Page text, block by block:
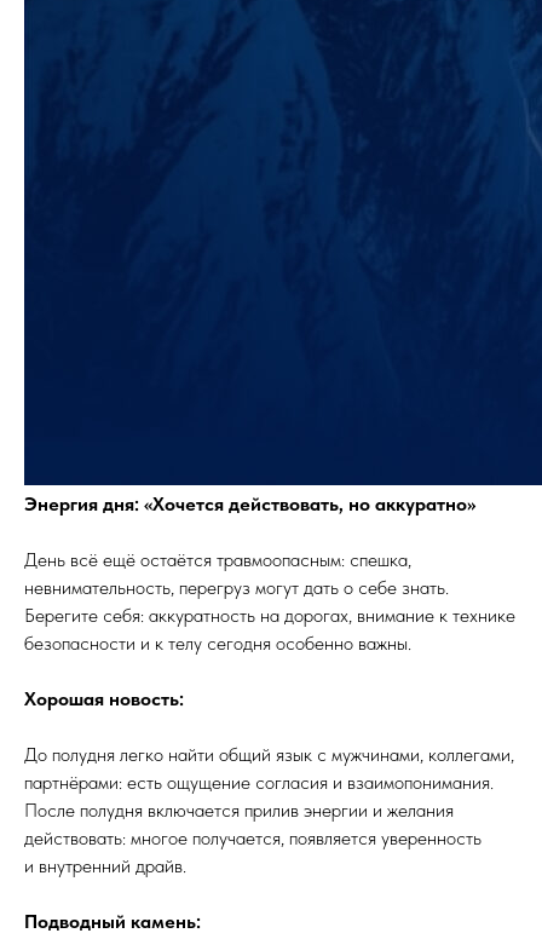
Энергия дня: «Хочется действовать, но аккуратно»
День всё ещё остаётся травмоопасным: спешка,
невнимательность, перегруз могут дать о себе знать.
Берегите себя: аккуратность на дорогах, внимание к технике
безопасности и к телу сегодня особенно важны.
Хорошая новость:
До полудня легко найти общий язык с мужчинами, коллегами,
партнёрами: есть ощущение согласия и взаимопонимания.
После полудня включается прилив энергии и желания
действовать: многое получается, появляется уверенность
и внутренний драйв.
Подводный камень: